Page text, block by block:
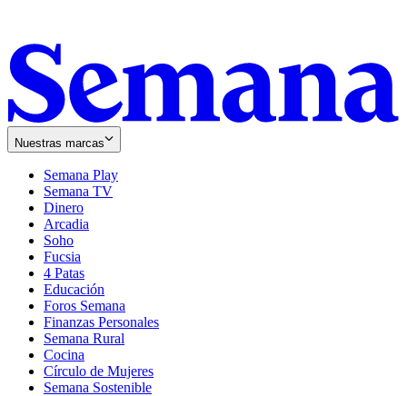
Nuestras marcas
Semana Play
Semana TV
Dinero
Arcadia
Soho
in
new
window
Fucsia
in
new
window
4 Patas
Educación
Foros Semana
Finanzas Personales
Semana Rural
Cocina
Círculo de Mujeres
Semana Sostenible